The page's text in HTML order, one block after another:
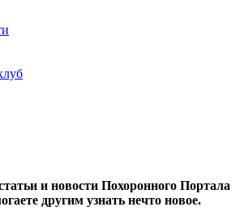
и новости Похоронного Портала
другим узнать нечто новое.